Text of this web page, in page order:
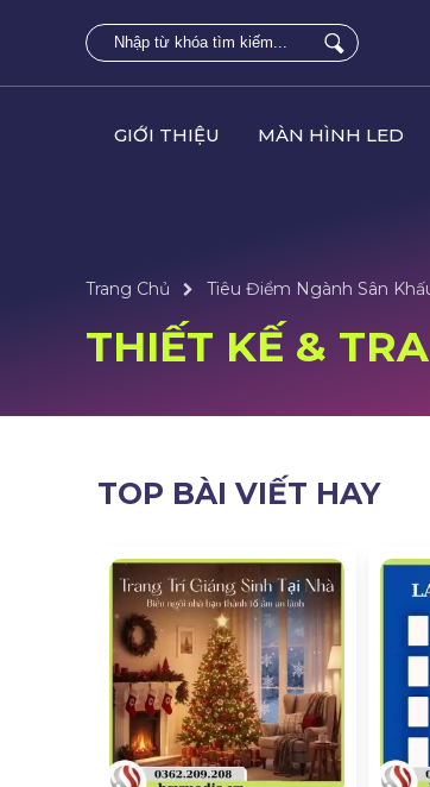
GIỚI THIỆU MÀN HÌNH LED
Trang Chủ Tiêu Điểm Ngành Sân
THIẾT KẾ &
TOP BÀI VIẾT HAY